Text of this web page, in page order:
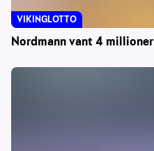
Nordmann vant 4
VIKINGLOTTO